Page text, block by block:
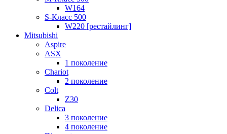
W164
S-Класс 500
W220 [рестайлинг]
Mitsubishi
Aspire
ASX
1 поколение
Chariot
2 поколение
Colt
Z30
Delica
3 поколение
4 поколение